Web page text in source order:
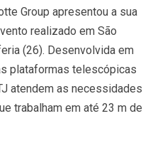
Group apresentou a sua
realizado em São
(26). Desenvolvida em
plataformas telescópicas
atendem as necessidades
trabalham em até 23 m de